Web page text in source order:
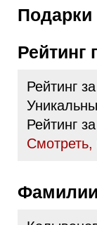
Подарки
Рейтинг
Рейтинг
Cмотреть,